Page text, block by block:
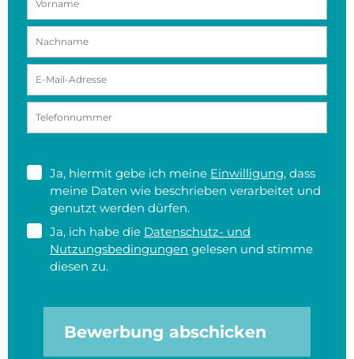
Ja, hiermit gebe ich meine Einwilligung, dass
meine Daten wie beschrieben verarbeitet und
genutzt werden dürfen.
Ja, ich habe die Datenschutz- und
Nutzungsbedingungen gelesen und stimme
diesen zu.
Bewerbung abschicken